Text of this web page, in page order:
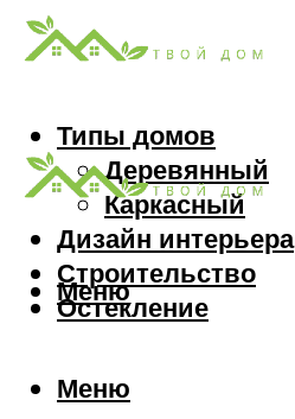
Типы домов
Деревянный
Каркасный
Дизайн интерьера
Строительство
Остекление
Меню
Меню